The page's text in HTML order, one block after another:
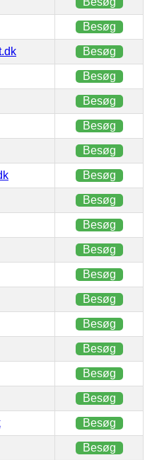
Besøg
Besøg
Besøg
Besøg
Besøg
Besøg
Besøg
Besøg
Besøg
Besøg
Besøg
Besøg
Besøg
Besøg
Besøg
Besøg
Besøg
Besøg